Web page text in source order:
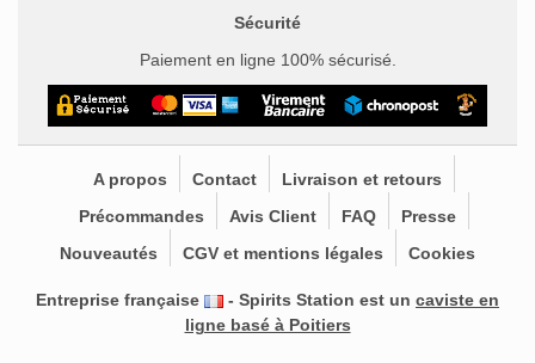
Sécurité
Paiement en ligne 100% sécurisé.
A propos Contact
Livraison et retours
Précommandes
Avis Client FAQ
Presse
Nouveautés
CGV et mentions légales Cookies
Entreprise française - Spirits Station est un caviste en
ligne basé à Poitiers